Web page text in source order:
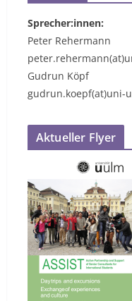
Sprecher:innen:
Peter Rehermann
Gudrun Köpf
gudrun.koepf(at)uni-
Aktueller Flyer